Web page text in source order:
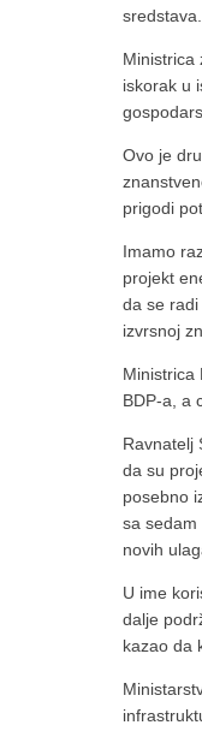
sredstava.
Ministrica
iskorak u
Ovo je
prigodi
Imamo
projekt
da se
izvrsnoj
Ministrica
BDP-a, a
Ravnatelj
da su
posebno
sa sedam
novih
U ime
dalje
kazao da